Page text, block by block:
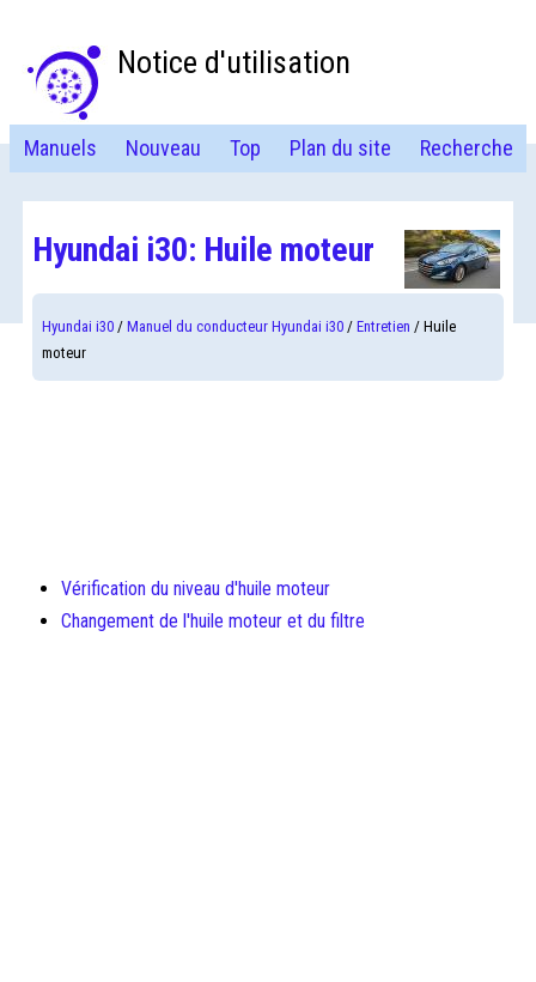
Notice d'utilisation
Manuels Nouveau Top Plan du site Recherche
Hyundai i30: Huile moteur
Hyundai i30 /Manuel du conducteur Hyundai i30 /Entretien / Huile
moteur
Vérification du niveau d'huile moteur
Changement de l'huile moteur et du filtre